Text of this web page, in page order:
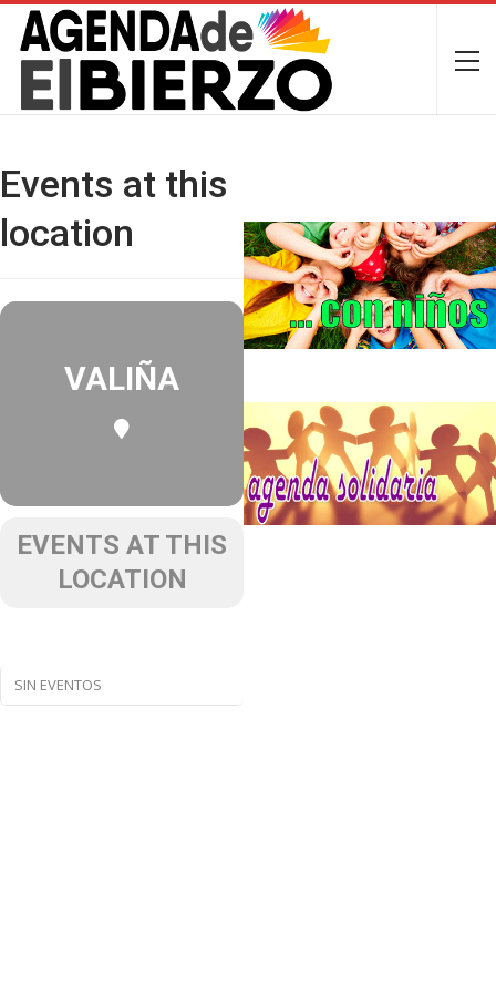
Events at this
location
VALIÑA
EVENTS AT THIS
LOCATION
SIN EVENTOS